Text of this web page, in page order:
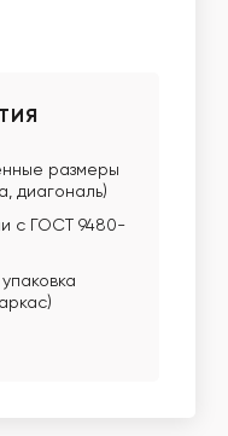
размеры
диагональ)
с ГОСТ 9480-